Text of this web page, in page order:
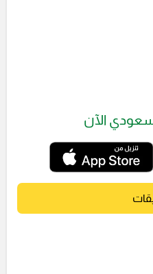
الآن